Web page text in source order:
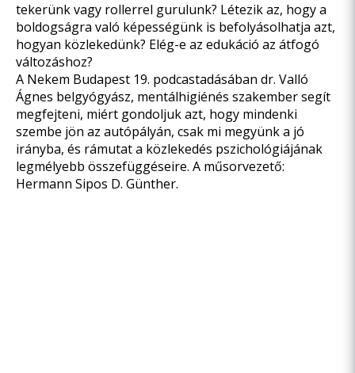
tekerünk vagy rollerrel gurulunk? Létezik az, hogy a
boldogságra való képességünk is befolyásolhatja azt,
hogyan közlekedünk? Elég-e az edukáció az átfogó
változáshoz?
A Nekem Budapest 19. podcastadásában dr. Valló
Ágnes belgyógyász, mentálhigiénés szakember segít
megfejteni, miért gondoljuk azt, hogy mindenki
szembe jön az autópályán, csak mi megyünk a jó
irányba, és rámutat a közlekedés pszichológiájának
legmélyebb összefüggéseire. A műsorvezető:
Hermann Sipos D. Günther.